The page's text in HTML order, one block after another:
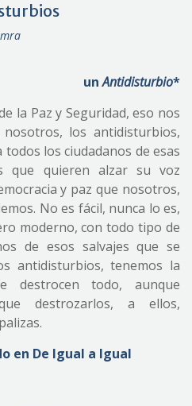
unAntidisturbio*
la Paz y Seguridad, eso nos
los antidisturbios,
los ciudadanos de esas
que quieren alzar su voz
y paz que nosotros,
No es fácil, nunca lo es,
moderno, con todo tipo de
de esos salvajes que se
antidisturbios, tenemos la
destrocen todo, aunque
destrozarlos, a ellos,
en De Igual a Igual